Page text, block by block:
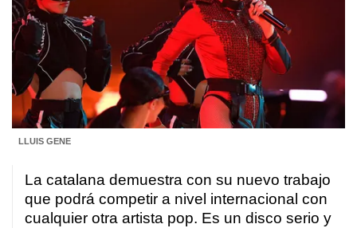
LLUIS GENE
La catalana demuestra con su nuevo trabajo
que podrá competir a nivel internacional con
cualquier otra artista pop. Es un disco serio y